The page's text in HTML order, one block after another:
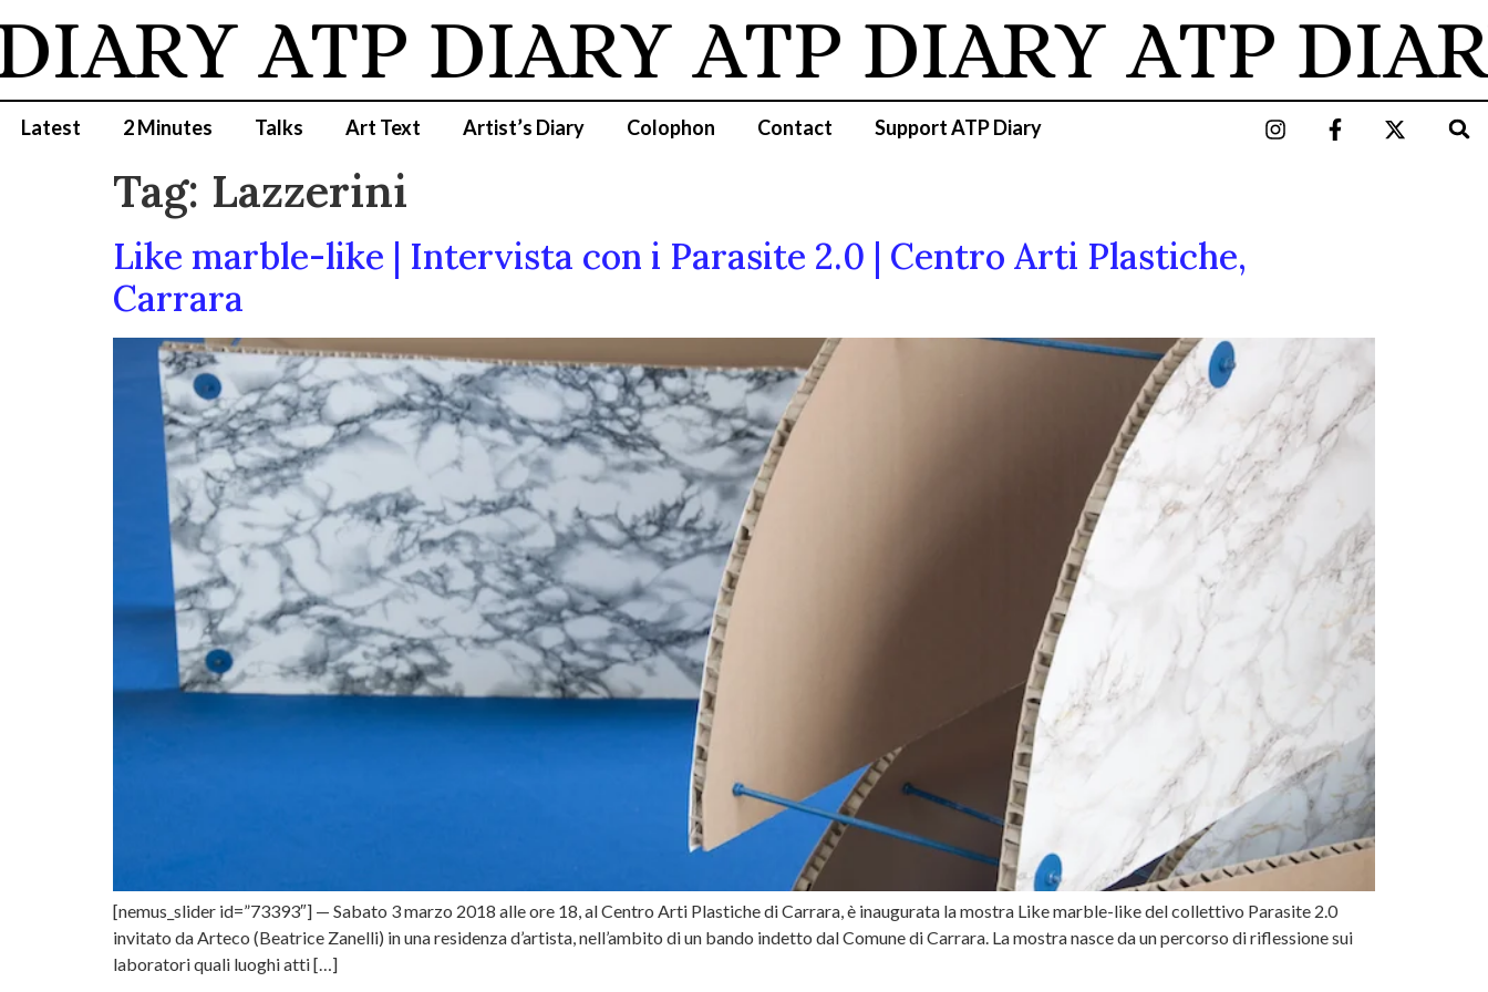
ATP DIARY ATP DIARY ATP
Latest 2 Minutes Talks Art Text Artist’s Diary Colophon Contact Support ATP Diary
Tag: Lazzerini
Like marble-like | Intervista con i Parasite 2.0 | Centro Arti Plastiche,
Carrara
[nemus_slider id=”73393″] — Sabato 3 marzo 2018 alle ore 18, al Centro Arti Plastiche di Carrara, è inaugurata la mostra Like marble-like del collettivo Parasite 2.0
invitato da Arteco (Beatrice Zanelli) in una residenza d’artista, nell’ambito di un bando indetto dal Comune di Carrara. La mostra nasce da un percorso di riflessione sui
laboratori quali luoghi atti […]